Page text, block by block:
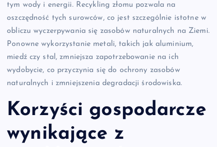
tym wody i energii. Recykling złomu pozwala na
oszczędność tych surowców, co jest szczególnie istotne w
obliczu wyczerpywania się zasobów naturalnych na Ziemi.
Ponowne wykorzystanie metali, takich jak aluminium,
miedź czy stal, zmniejsza zapotrzebowanie na ich
wydobycie, co przyczynia się do ochrony zasobów
naturalnych i zmniejszenia degradacji środowiska.
Korzyści gospodarcze
wynikające z